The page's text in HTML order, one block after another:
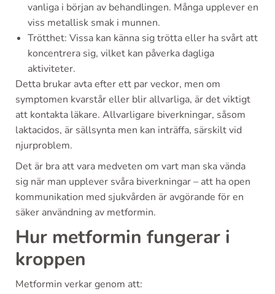
vanliga i början av behandlingen. Många upplever en
viss metallisk smak i munnen.
Trötthet: Vissa kan känna sig trötta eller ha svårt att
koncentrera sig, vilket kan påverka dagliga
aktiviteter.
Detta brukar avta efter ett par veckor, men om
symptomen kvarstår eller blir allvarliga, är det viktigt
att kontakta läkare. Allvarligare biverkningar, såsom
laktacidos, är sällsynta men kan inträffa, särskilt vid
njurproblem.
Det är bra att vara medveten om vart man ska vända
sig när man upplever svåra biverkningar – att ha open
kommunikation med sjukvården är avgörande för en
säker användning av metformin.
Hur metformin fungerar i
kroppen
Metformin verkar genom att: